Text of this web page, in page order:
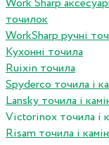
Work Sharp
точилок
WorkSharp ручні
Кухонні точила
Ruixin точила
Spyderco точила і
Lansky точила і
Victorinox точила і
Risam точила і